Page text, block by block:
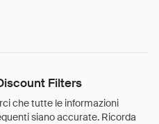
Filters
che tutte le informazioni
siano accurate. Ricorda